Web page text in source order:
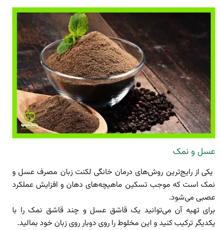
عسل و نمک
یکی از رایج‌ترین روش‌های درمان خانگی لکنت زبان مصرف عسل و
نمک است که موجب تسکین ماهیچه‌های دهان و افزایش عملکرد
عصبی می‌شود.
برای تهیه آن می‌توانید یک قاشق عسل و چند قاشق نمک را با
یکدیگر ترکیب کنید و این مخلوط را روی دوبار روی زبان خود بمالید.